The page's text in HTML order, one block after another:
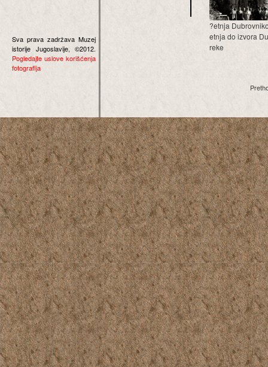
Sva prava zadržava Muzej
istorije Jugoslavije, ©2012.
Pogledajte uslove korišćenja
fotografija
?etnja
etnja do izvora
reke